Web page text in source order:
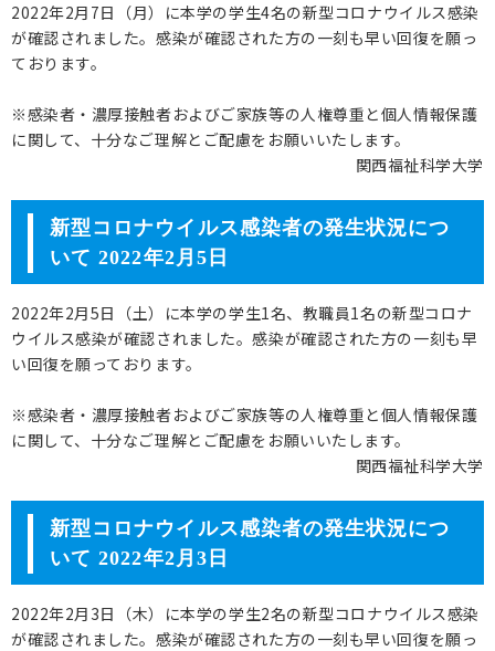
2022年2月7日（月）に本学の学生4名の新型コロナウイルス感染
が確認されました。感染が確認された方の一刻も早い回復を願っ
ております。
※感染者・濃厚接触者およびご家族等の人権尊重と個人情報保護
に関して、十分なご理解とご配慮をお願いいたします。
関西福祉科学大学
新型コロナウイルス感染者の発生状況につ
いて 2022年2月5日
2022年2月5日（土）に本学の学生1名、教職員1名の新型コロナ
ウイルス感染が確認されました。感染が確認された方の一刻も早
い回復を願っております。
※感染者・濃厚接触者およびご家族等の人権尊重と個人情報保護
に関して、十分なご理解とご配慮をお願いいたします。
関西福祉科学大学
新型コロナウイルス感染者の発生状況につ
いて 2022年2月3日
2022年2月3日（木）に本学の学生2名の新型コロナウイルス感染
が確認されました。感染が確認された方の一刻も早い回復を願っ